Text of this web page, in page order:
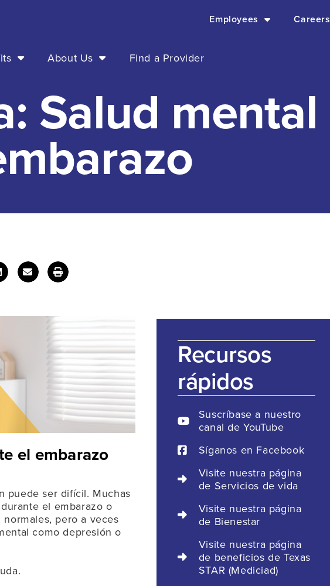
Employees Careers
About Us Find a Provider
Salud mental
el embarazo
puede ser difícil. Muchas
el embarazo o
pero a veces
como depresión o
Recursos
rápidos
Suscríbase a nuestro
canal de YouTube
Síganos en Facebook
Visite nuestra página
de Servicios de vida
Visite nuestra página
de Bienestar
Visite nuestra página
de beneficios de Texas
STAR (Mediciad)